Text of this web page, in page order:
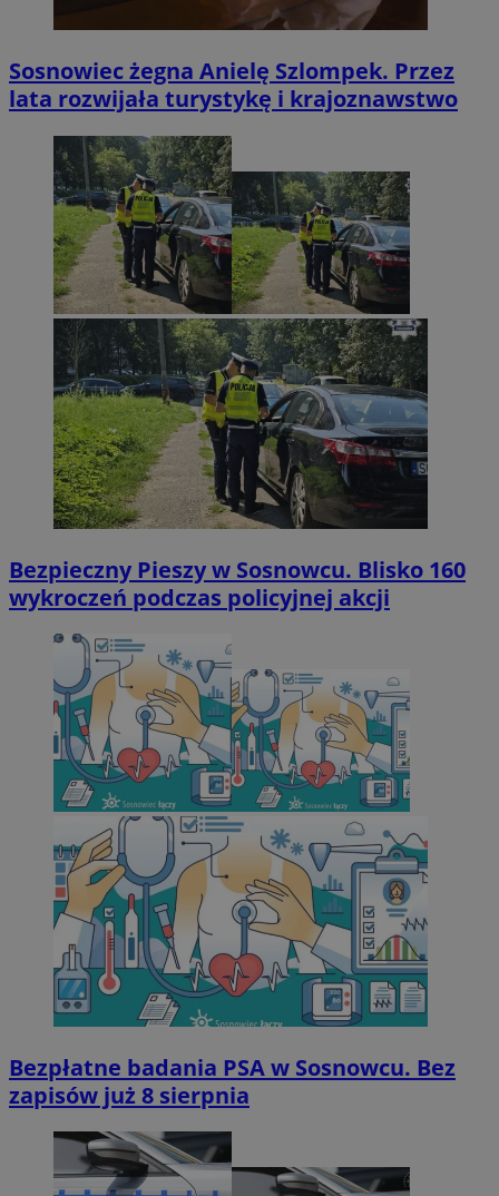
Sosnowiec żegna Anielę Szlompek. Przez
lata rozwijała turystykę i krajoznawstwo
Bezpieczny Pieszy w Sosnowcu. Blisko 160
wykroczeń podczas policyjnej akcji
Bezpłatne badania PSA w Sosnowcu. Bez
zapisów już 8 sierpnia